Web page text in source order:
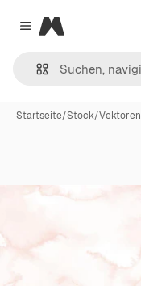
Close menu
Magnific
Startseite/Stock/Vektoren